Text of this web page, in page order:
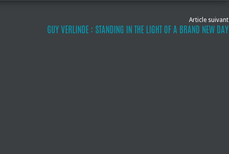
Article suivant
GUY VERLINDE : STANDING IN THE LIGHT OF A BRAND NEW DAY